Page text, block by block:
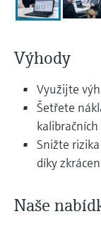
Vyhledávání, výběr
Prohlížeč zařízení
Získejte přístup ke
o daném přístroji
technickým
a náhradních
Endress+Hauser
nachází na
Vyhledávač
Vyhledat náhradní
Měření hladin
Měření hladiny
Nakupovat vše
Měření
Výhody
Využijte
Šetřete
Snižte
díky
Naše